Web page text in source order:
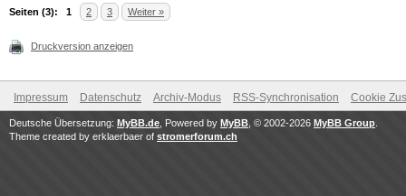
Seiten (3): 1 2 3 Weiter »
Druckversion anzeigen
Impressum Datenschutz Archiv-Modus RSS-Synchronisation Cookie
Deutsche Übersetzung: MyBB.de , Powered by MyBB , © 2002-2026 MyBB Group
Theme created by erklaerbaer of stromerforum.ch